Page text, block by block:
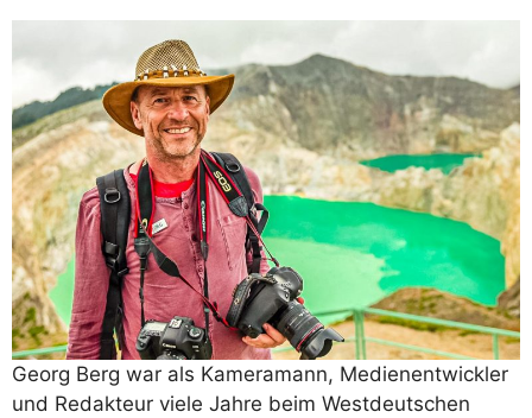
Georg Berg war als Kameramann, Medienentwickler
und Redakteur viele Jahre beim Westdeutschen